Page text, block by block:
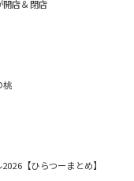
開店＆閉店
桃
【ひらつーまとめ】